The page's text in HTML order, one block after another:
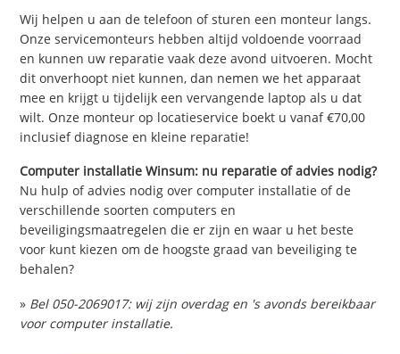
Wij helpen u aan de telefoon of sturen een monteur langs.
Onze servicemonteurs hebben altijd voldoende voorraad
en kunnen uw reparatie vaak deze avond uitvoeren. Mocht
dit onverhoopt niet kunnen, dan nemen we het apparaat
mee en krijgt u tijdelijk een vervangende laptop als u dat
wilt. Onze monteur op locatieservice boekt u vanaf €70,00
inclusief diagnose en kleine reparatie!
Computer installatie Winsum: nu reparatie of advies nodig?
Nu hulp of advies nodig over computer installatie of de
verschillende soorten computers en
beveiligingsmaatregelen die er zijn en waar u het beste
voor kunt kiezen om de hoogste graad van beveiliging te
behalen?
» Bel 050-2069017: wij zijn overdag en 's avonds bereikbaar
voor computer installatie.